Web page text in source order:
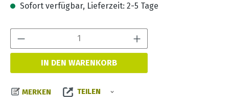
Sofort verfügbar, Lieferzeit: 2-5 Tage
IN DEN WARENKORB
MERKEN TEILEN